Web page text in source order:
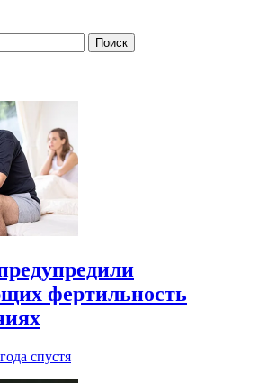
фертильность
спустя